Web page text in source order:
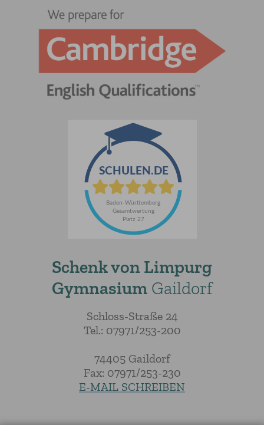
Schenk von Limpurg
Gymnasium Gaildorf
Schloss-Straße 24
Tel.: 07971/253-200
74405 Gaildorf
Fax: 07971/253-230
E-MAIL SCHREIBEN